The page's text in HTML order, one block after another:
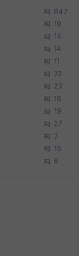
647
19
14
14
11
22
23
16
19
27
7
15
8